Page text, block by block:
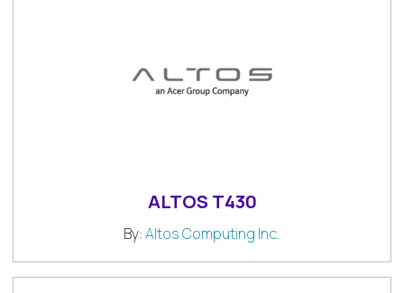
ALTOS T430
By:Altos Computing Inc.